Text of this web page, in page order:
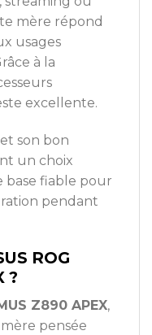
mère répond
usages
à la
excellente.
son bon
un choix
base fiable pour
pendant
ROG
?
Z890 APEX,
pensée